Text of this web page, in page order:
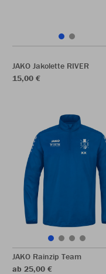
JAKO Jakolette RIVER
15,00 €
JAKO Rainzip Team
ab 25,00 €